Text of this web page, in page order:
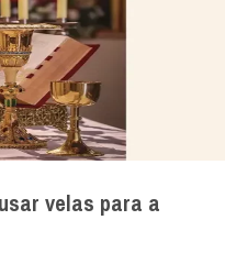
velas para a